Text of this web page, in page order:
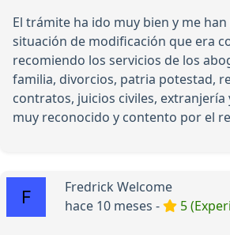
El trámite ha ido muy bien y me
situación de modificación que era
recomiendo los servicios de los
familia, divorcios, patria potestad,
contratos, juicios civiles, extranjería
muy reconocido y contento por el
Fredrick Welcome
hace 10 meses -
5